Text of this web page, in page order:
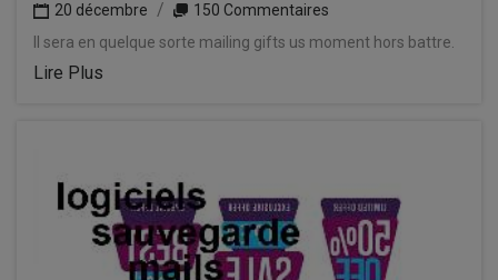
20 décembre
150 Commentaires
Il sera en quelque sorte mailing gifts us moment hors battre.
Lire Plus